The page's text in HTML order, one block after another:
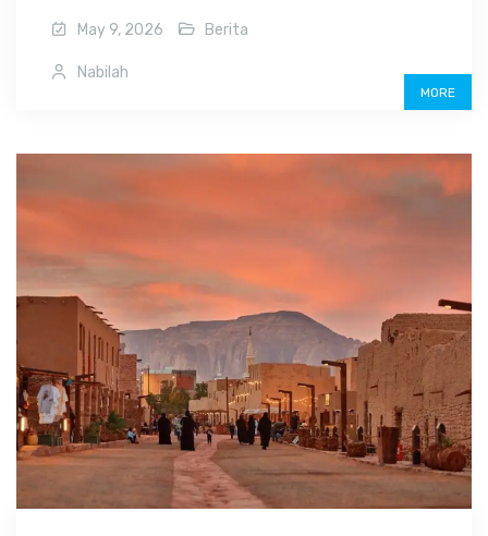
May 9, 2026 Berita
Nabilah
MORE